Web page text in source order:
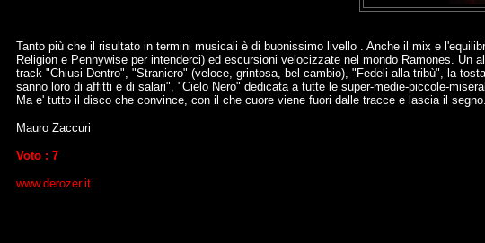
Tanto più che il risultato in termini musicali è di buonissimo livello . Anche il mix e
Religion e Pennywise per intenderci) ed escursioni velocizzate nel mondo Ramones.
track "Chiusi Dentro", "Straniero" (veloce, grintosa, bel cambio), "Fedeli alla tribù", la
sanno loro di affitti e di salari", "Cielo Nero" dedicata a tutte le super-medie-piccole-
Ma e' tutto il disco che convince, con il che cuore viene fuori dalle tracce e lascia il
Mauro Zaccuri
Voto : 7
www.derozer.it